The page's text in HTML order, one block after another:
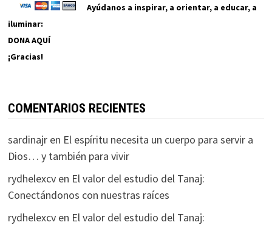
Ayúdanos a inspirar, a orientar, a educar, a
iluminar:
DONA AQUÍ
¡Gracias!
COMENTARIOS RECIENTES
sardinajren El espíritu necesita un cuerpo para servir a
Dios… y también para vivir
rydhelexcven El valor del estudio del Tanaj:
Conectándonos con nuestras raíces
rydhelexcven El valor del estudio del Tanaj: